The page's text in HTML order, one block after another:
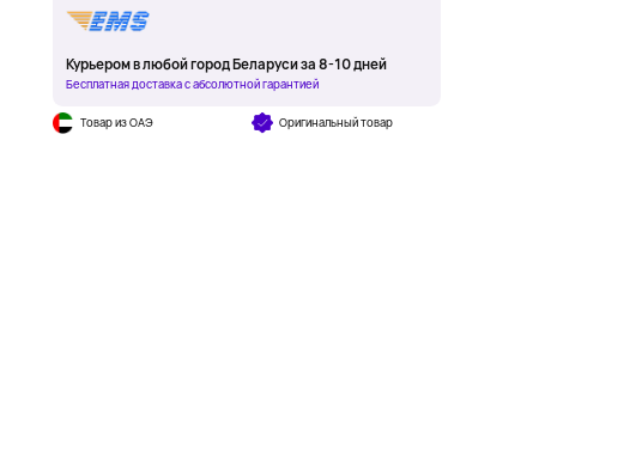
Курьером в любой город Беларуси за 8-10 дней
Бесплатная доставка с абсолютной гарантией
Товар из ОАЭ Оригинальный товар